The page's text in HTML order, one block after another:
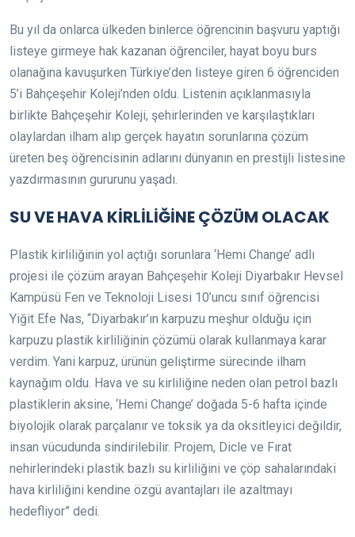
Bu yıl da onlarca ülkeden binlerce öğrencinin başvuru yaptığı
listeye girmeye hak kazanan öğrenciler, hayat boyu burs
olanağına kavuşurken Türkiye’den listeye giren 6 öğrenciden
5’i Bahçeşehir Koleji’nden oldu. Listenin açıklanmasıyla
birlikte Bahçeşehir Koleji, şehirlerinden ve karşılaştıkları
olaylardan ilham alıp gerçek hayatın sorunlarına çözüm
üreten beş öğrencisinin adlarını dünyanın en prestijli listesine
yazdırmasının gururunu yaşadı.
SU VE HAVA KİRLİLİĞİNE ÇÖZÜM OLACAK
Plastik kirliliğinin yol açtığı sorunlara ‘Hemi Change’ adlı
projesi ile çözüm arayan Bahçeşehir Koleji Diyarbakır Hevsel
Kampüsü Fen ve Teknoloji Lisesi 10’uncu sınıf öğrencisi
Yiğit Efe Nas, “Diyarbakır’ın karpuzu meşhur olduğu için
karpuzu plastik kirliliğinin çözümü olarak kullanmaya karar
verdim. Yani karpuz, ürünün geliştirme sürecinde ilham
kaynağım oldu. Hava ve su kirliliğine neden olan petrol bazlı
plastiklerin aksine, ‘Hemi Change’ doğada 5-6 hafta içinde
biyolojik olarak parçalanır ve toksik ya da oksitleyici değildir,
insan vücudunda sindirilebilir. Projem, Dicle ve Fırat
nehirlerindeki plastik bazlı su kirliliğini ve çöp sahalarındaki
hava kirliliğini kendine özgü avantajları ile azaltmayı
hedefliyor” dedi.